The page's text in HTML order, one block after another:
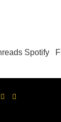
Spotify